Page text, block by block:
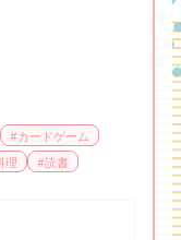
#カードゲーム
理 #読書